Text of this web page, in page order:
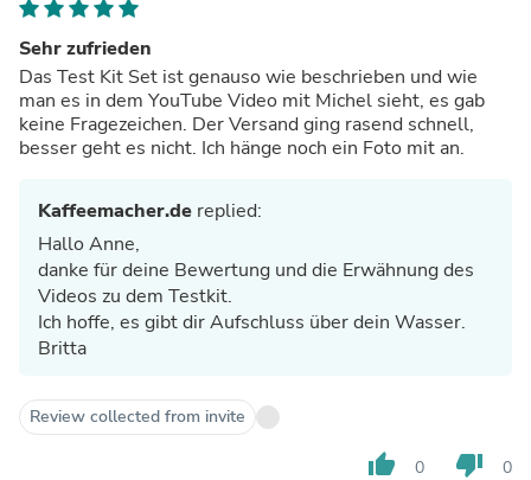
Sehr zufrieden
Das Test Kit Set ist genauso wie beschrieben und wie
man es in dem YouTube Video mit Michel sieht, es gab
keine Fragezeichen. Der Versand ging rasend schnell,
besser geht es nicht. Ich hänge noch ein Foto mit an.
Kaffeemacher.de replied:
Hallo Anne,
danke für deine Bewertung und die Erwähnung des
Videos zu dem Testkit.
Ich hoffe, es gibt dir Aufschluss über dein Wasser.
Britta
Review collected from invite
thumb_up 0 thumb_down 0